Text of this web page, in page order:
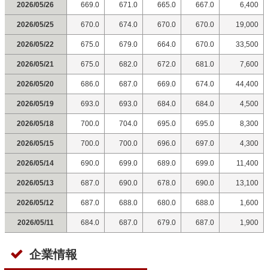
2026/05/26 669.0 671.0 665.0 667.0 6,400
2026/05/25 670.0 674.0 670.0 670.0 19,000
2026/05/22 675.0 679.0 664.0 670.0 33,500
2026/05/21 675.0 682.0 672.0 681.0 7,600
2026/05/20 686.0 687.0 669.0 674.0 44,400
2026/05/19 693.0 693.0 684.0 684.0 4,500
2026/05/18 700.0 704.0 695.0 695.0 8,300
2026/05/15 700.0 700.0 696.0 697.0 4,300
2026/05/14 690.0 699.0 689.0 699.0 11,400
2026/05/13 687.0 690.0 678.0 690.0 13,100
2026/05/12 687.0 688.0 680.0 688.0 1,600
2026/05/11 684.0 687.0 679.0 687.0 1,900
企業情報